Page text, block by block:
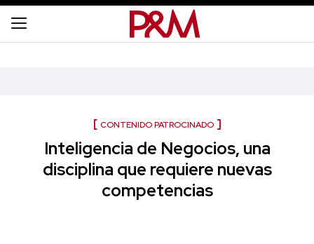
CONTENIDO PATROCINADO
Inteligencia de Negocios, una
disciplina que requiere nuevas
competencias